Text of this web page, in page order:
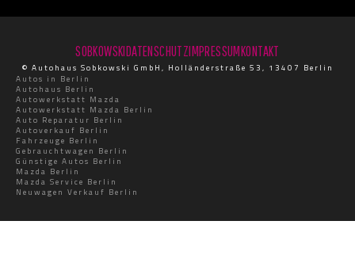
SOBKOWSKIDATENSCHUTZIMPRESSUMKONTAKT
© Autohaus Sobkowski GmbH, Holländerstraße 53, 13407 Berlin
Autos in Berlin
Autohaus Berlin
Autowerkstatt Mazda
Autowerkstatt Mazda Berlin
Auto Reparatur Berlin
Autoverkauf Berlin
Fahrzeuge Berlin
Gebrauchtwagen Berlin
Günstige Autos Berlin
Mazda Berlin
Mazda Service Berlin
Neuwagen Verkauf Berlin